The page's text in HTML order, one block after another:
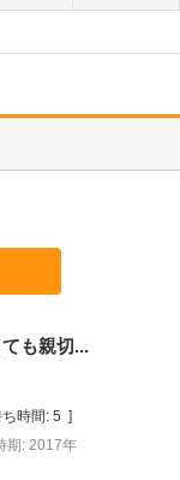
も親切...
ち時間: 5 ]
期: 2017年